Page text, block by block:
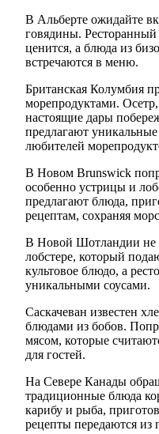
В Альберте ожидайте
говядины.
ценится, а блюда из
встречаются в меню.
Британская Колумбия
морепродуктами.
настоящие дары
предлагают
любителей
В Новом Brunswick
особенно устрицы и
предлагают блюда,
рецептам, сохраняя
В Новой Шотландии не
лобстере, который
культовое блюдо, а
уникальными соусами.
Саскачеван известен
блюдами из бобов.
мясом, которые
для гостей.
На Севере Канады
традиционные блюда
карибу и рыба,
рецепты передаются из